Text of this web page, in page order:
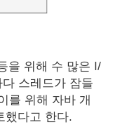
을 위해 수 많은 I/
스레드가 잠들
를 위해 자바 개
했다고 한다.